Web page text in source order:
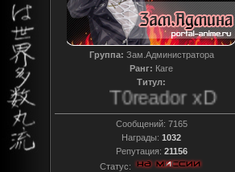
Группа: Зам.Администратора
Ранг: Каге
Титул:
T0reador xD
Сообщений: 7165
Награды: 1032
Репутация: 21156
Статус: